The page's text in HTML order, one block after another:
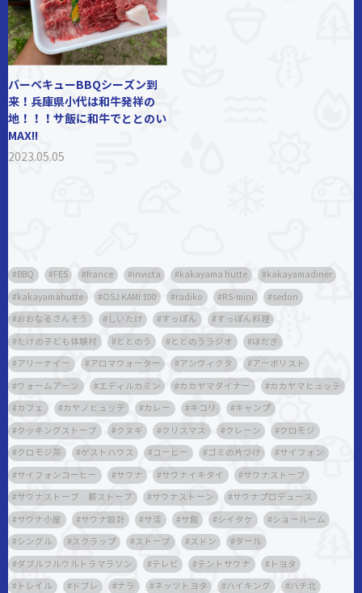
バーベキューBBQシーズン到
来！兵庫県小代は和牛発祥の
地！！！サ飯に和牛でととのい
MAX!!
2023.05.05
BBQ FES france invicta kakayama hutte kakayamadiner
kakayamahutte OSJ KAMI 100 radiko RS-mini sedon
おおなるさんそう しいたけ すっぽん すっぽん料理
たけの子ども体験村 ととのう ととのうラジオ ほだぎ
アリーナイー アロマウォーター アンヴィクタ アーボリスト
ウォームアーツ エディルカミン カカヤマダイナー カカヤマヒュッテ
カフェ カヤノヒュッテ カレー キコリ キャンプ
クッキングストーブ クヌギ クリスマス クレーン クロモジ
クロモジ茶 ゲストハウス コーヒー ゴミの片づけ サイフォン
サイフォンコーヒー サウナ サウナイキタイ サウナストーブ
サウナストーブ 薪ストーブ サウナストーン サウナプロデュース
サウナ小屋 サウナ設計 サ活 サ飯 シイタケ ショールーム
シングル スクラップ ストーブ スドン タール
ダブルフルウルトラマラソン テレビ テントサウナ トヨタ
トレイル ドブレ ナラ ネッツトヨタ ハイキング ハチ北